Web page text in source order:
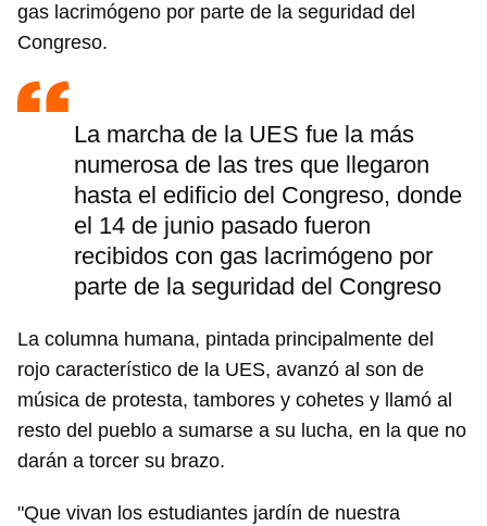
gas lacrimógeno por parte de la seguridad del
Congreso.
La marcha de la UES fue la más
numerosa de las tres que llegaron
hasta el edificio del Congreso, donde
el 14 de junio pasado fueron
recibidos con gas lacrimógeno por
parte de la seguridad del Congreso
La columna humana, pintada principalmente del
rojo característico de la UES, avanzó al son de
música de protesta, tambores y cohetes y llamó al
resto del pueblo a sumarse a su lucha, en la que no
darán a torcer su brazo.
"Que vivan los estudiantes jardín de nuestra